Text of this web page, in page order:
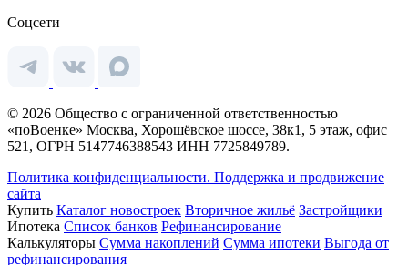
Соцсети
© 2026 Общество с ограниченной ответственностью
«поВоенке» Москва, Хорошёвское шоссе, 38к1, 5 этаж, офис
521, ОГРН 5147746388543 ИНН 7725849789.
Политика конфиденциальности. Поддержка и продвижение
сайта
Купить Каталог новостроек Вторичное жильё Застройщики
Ипотека Список банков Рефинансирование
Калькуляторы Сумма накоплений Сумма ипотеки Выгода от
рефинансирования